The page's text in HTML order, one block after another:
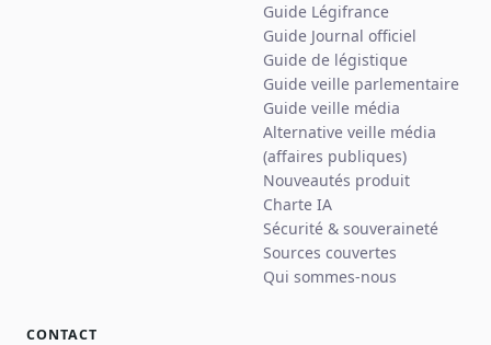
Guide Légifrance
Guide Journal officiel
Guide de légistique
Guide veille parlementaire
Guide veille média
Alternative veille média
(affaires publiques)
Nouveautés produit
Charte IA
Sécurité & souveraineté
Sources couvertes
Qui sommes-nous
CONTACT